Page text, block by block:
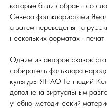
которые были собраны со
Севера фольклористами
а затем переведены на
нескольких форматах -
Одним из авторов сказок
собиратель фольклора
культуры ЯНАО Геннадий
дополнена виртуальным
учебно-методический